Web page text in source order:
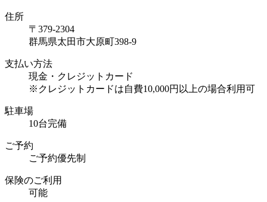
住所
〒379-2304
群馬県太田市大原町398-9
支払い方法
現金・クレジットカード
※クレジットカードは自費10,000円以上の場合利用可
駐車場
10台完備
ご予約
ご予約優先制
保険のご利用
可能